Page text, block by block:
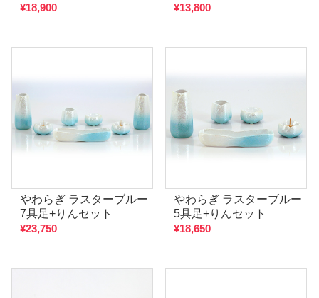
¥18,900
¥13,800
やわらぎ ラスターブルー
7具足+りんセット
¥23,750
やわらぎ ラスターブルー
5具足+りんセット
¥18,650